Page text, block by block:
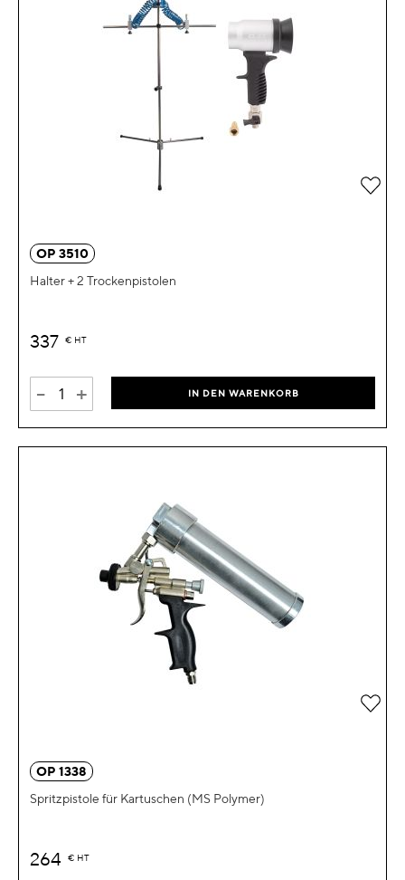
OP 3510
Halter + 2 Trockenpistolen
337 € HT
- + IN DEN WARENKORB
Zur
OP 1338
Spritzpistole für Kartuschen (MS Polymer)
264 € HT
Zur